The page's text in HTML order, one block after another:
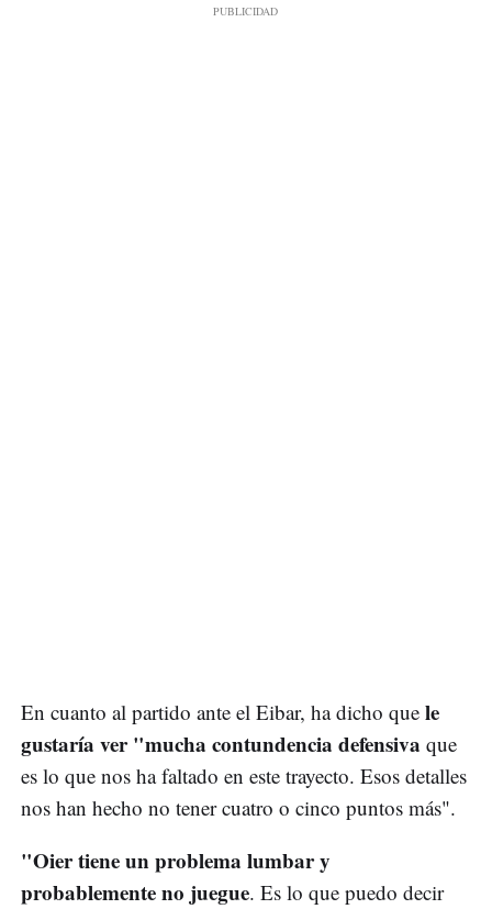
En cuanto al partido ante el Eibar, ha dicho que le
gustaría ver "mucha contundencia defensiva que
es lo que nos ha faltado en este trayecto. Esos detalles
nos han hecho no tener cuatro o cinco puntos más".
"Oier tiene un problema lumbar y
probablemente no juegue. Es lo que puedo decir